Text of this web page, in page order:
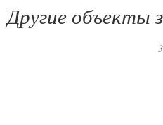
Другие объекты
ул. Ковпака, 17